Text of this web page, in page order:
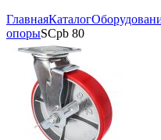
ГлавнаяКаталог
опорыSCpb 80